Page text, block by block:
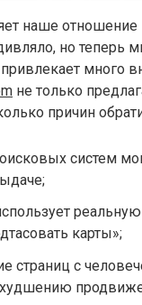
наше
но теперь
много
не только
причин
систем
карты»;
страниц с